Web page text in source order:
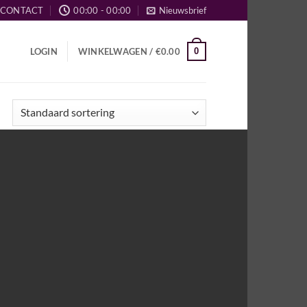
CONTACT 00:00 - 00:00 Nieuwsbrief
LOGIN WINKELWAGEN / €0.00 0